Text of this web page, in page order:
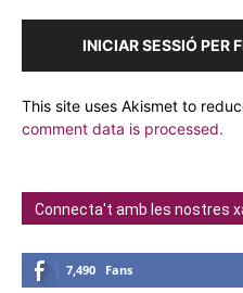
INICIAR SESSIÓ PER
This site uses Akismet to
comment data is processed.
Connecta't amb les nostres
7,490 Fans